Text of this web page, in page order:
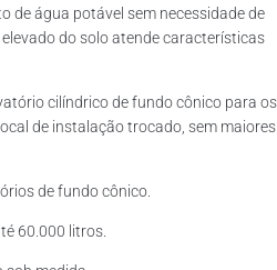
de água potável sem necessidade de
do solo atende características
cilíndrico de fundo cônico para os
de instalação trocado, sem maiores
de fundo cônico.
60.000 litros.